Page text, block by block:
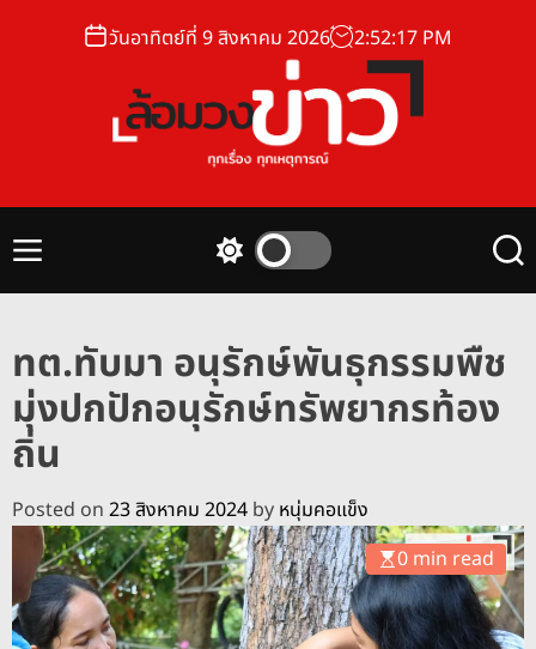
วันอาทิตย์ที่ 9 สิงหาคม 2026 2:52:18 PM
อ
า
ว
M
c
h
c
o
r
m
o
d
e
S
c
h
ทต.ทับมา อนุรักษ์พันธุกรรมพืช
มุ่งปกปักอนุรักษ์ทรัพยากรท้อง
ถิ่น
Posted on 23 สิงหาคม 2024 by หนุ่มคอแข็ง
0 min read